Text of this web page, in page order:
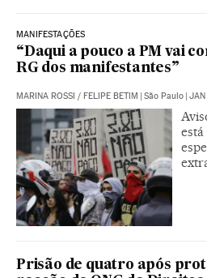
MANIFESTAÇÕES
“Daqui a pouco a PM vai
RG dos manifestantes”
MARINA ROSSI / FELIPE BETIM São Paulo JAN
Prisão de quatro após